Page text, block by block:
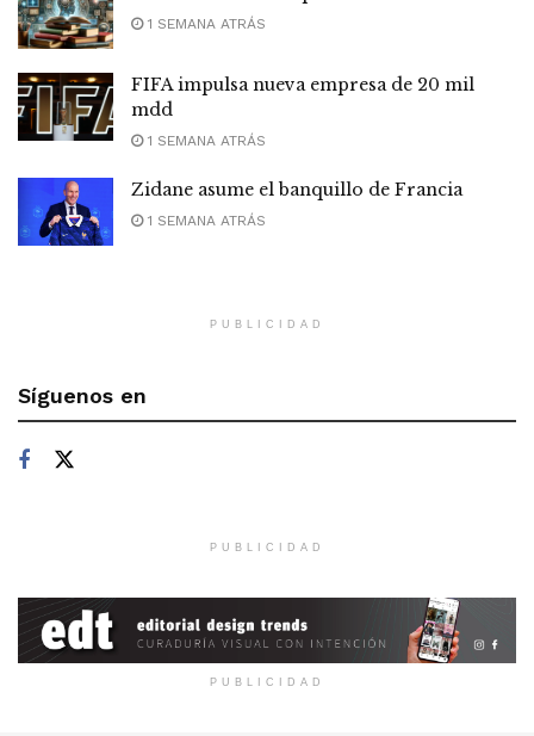
1 SEMANA ATRÁS
FIFA impulsa nueva empresa de 20 mil
mdd
1 SEMANA ATRÁS
Zidane asume el banquillo de Francia
1 SEMANA ATRÁS
PUBLICIDAD
Síguenos en
PUBLICIDAD
PUBLICIDAD